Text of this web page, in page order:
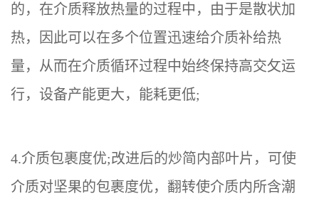
的，在介质释放热量的过程中，由于是散状加
热，因此可以在多个位置迅速给介质补给热
量，从而在介质循环过程中始终保持高交攵运
行，设备产能更大，能耗更低;
4.介质包裹度优;改进后的炒简内部叶片，可使
介质对坚果的包裹度优，翻转使介质内所含潮